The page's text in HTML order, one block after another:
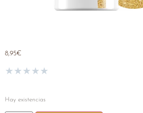
8,95€
★★★★★
Hay existencias